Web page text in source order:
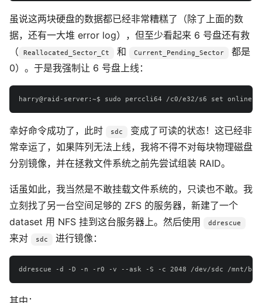
虽说这两块硬盘的数据都已经非常糟糕了（除了上面的数
据，还有一大堆 error log），但至少看起来 6 号盘还有救
（
Reallocated_Sector_Ct 和 Current_Pending_Sector
都是
0）。于是我强制让 6 号盘上线：
幸好命令成功了，此时 sdc
变成了可读的状态！这已经非
常幸运了，如果阵列无法上线，我将不得不对每块物理磁盘
分别镜像，并在拯救文件系统之前先尝试组装 RAID。
话虽如此，我当然是不敢挂载文件系统的，只读也不敢。我
立刻找了另一台空间足够的 ZFS 的服务器，新建了一个
dataset 用 NFS 挂到这台服务器上。然后使用
ddrescue
来对 sdc 进行镜像：